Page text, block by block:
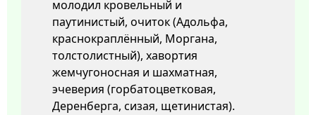
молодил кровельный и
паутинистый, очиток (Адольфа,
краснокраплённый, Моргана,
толстолистный), хавортия
жемчугоносная и шахматная,
эчеверия (горбатоцветковая,
Деренберга, сизая, щетинистая).